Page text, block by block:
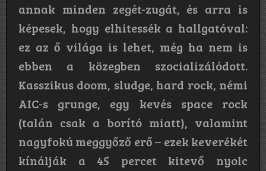
annak minden zegét-zugát, és arra is
képesek, hogy elhitessék a hallgatóval:
ez az ő világa is lehet, még ha nem is
ebben a közegben szocializálódott.
Kasszikus doom, sludge, hard rock, némi
AIC-s grunge, egy kevés space rock
(talán csak a borító miatt), valamint
nagyfokú meggyőző erő – ezek keverékét
kínálják a 45 percet kitevő nyolc